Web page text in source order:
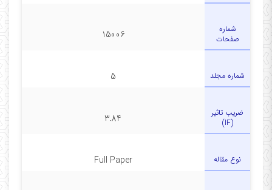
شماره
صفحات
15006
شماره مجلد 5
ضریب تاثیر
(IF)
3.84
نوع مقاله Full Paper